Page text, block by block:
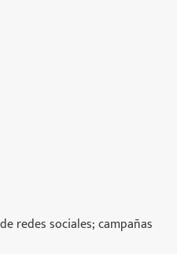
redes sociales; campañas